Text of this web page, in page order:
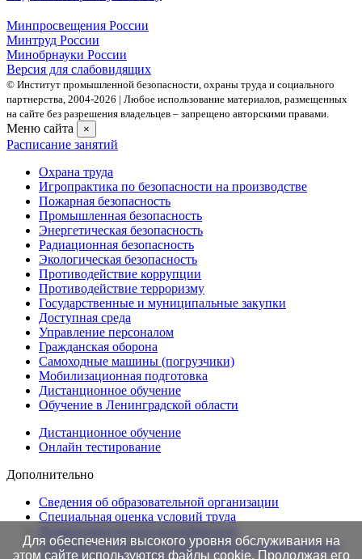
Минпросвещения России
Минтруд России
Минобрнауки России
Версия для слабовидящих
© Институт промышленной безопасности, охраны труда и социального
партнерства, 2004- 2026 | Любое использование материалов, размещенных
на сайте без разрешения владельцев – запрещено авторскими правами.
Меню сайта ×
Расписание занятий
Охрана труда
Игропрактика по безопасности на производстве
Пожарная безопасность
Промышленная безопасность
Энергетическая безопасность
Радиационная безопасность
Экологическая безопасность
Противодействие коррупции
Противодействие терроризму
Государственные и муниципальные закупки
Доступная среда
Управление персоналом
Гражданская оборона
Самоходные машины (погрузчики)
Мобилизационная подготовка
Дистанционное обучение
Обучение в Ленинградской области
Дистанционное обучение
Онлайн тестирование
Дополнительно
Сведения об образовательной организации
Cпециальная оценка условий труда
Проверка подлинности протоколов в Едином портале
Для обеспечения высокого уровня обслуживания на
этом сайте используются файлы cookie. Продолжая его